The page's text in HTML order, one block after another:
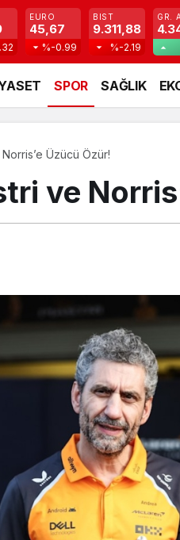
EURO
45,67
%-0.99
BIST
9.311,88
%-2.19
GR.
SPOR SAĞLIK
Üzücü Özür!
ve